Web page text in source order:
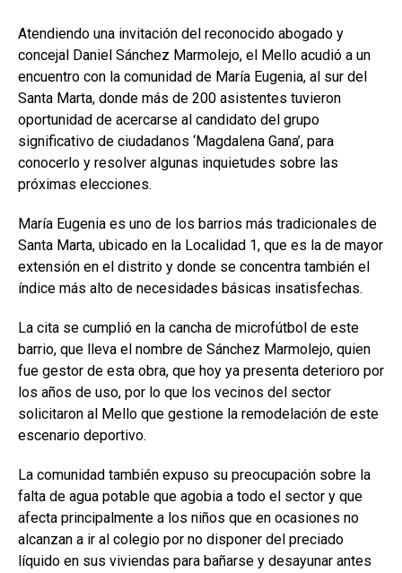
Atendiendo una invitación del reconocido abogado y
concejal Daniel Sánchez Marmolejo, el Mello acudió a un
encuentro con la comunidad de María Eugenia, al sur del
Santa Marta, donde más de 200 asistentes tuvieron
oportunidad de acercarse al candidato del grupo
significativo de ciudadanos ‘Magdalena Gana’, para
conocerlo y resolver algunas inquietudes sobre las
próximas elecciones.
María Eugenia es uno de los barrios más tradicionales de
Santa Marta, ubicado en la Localidad 1, que es la de mayor
extensión en el distrito y donde se concentra también el
índice más alto de necesidades básicas insatisfechas.
La cita se cumplió en la cancha de microfútbol de este
barrio, que lleva el nombre de Sánchez Marmolejo, quien
fue gestor de esta obra, que hoy ya presenta deterioro por
los años de uso, por lo que los vecinos del sector
solicitaron al Mello que gestione la remodelación de este
escenario deportivo.
La comunidad también expuso su preocupación sobre la
falta de agua potable que agobia a todo el sector y que
afecta principalmente a los niños que en ocasiones no
alcanzan a ir al colegio por no disponer del preciado
líquido en sus viviendas para bañarse y desayunar antes